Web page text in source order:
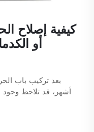
كيفية إصلاح
أو
أشهر، قد تلاحظ